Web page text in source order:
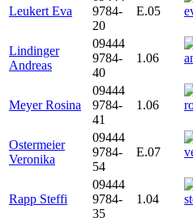
Leukert Eva
9784-
20
E.05
Lindinger
Andreas
09444
9784-
40
1.06
Meyer Rosina
09444
9784-
41
1.06
Ostermeier
Veronika
09444
9784-
54
E.07
Rapp Steffi
09444
9784-
35
1.04